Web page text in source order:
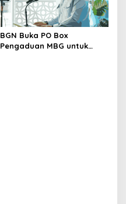
BGN Buka PO Box
Pengaduan MBG untuk